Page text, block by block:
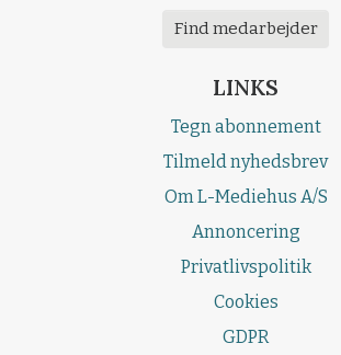
Find medarbejder
LINKS
Tegn abonnement
Tilmeld nyhedsbrev
Om L-Mediehus A/S
Annoncering
Privatlivspolitik
Cookies
GDPR